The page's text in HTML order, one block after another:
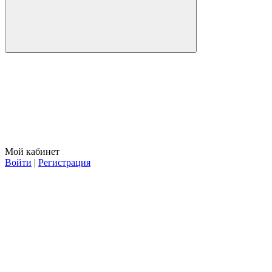
Мой кабинет
Войти | Регистрация